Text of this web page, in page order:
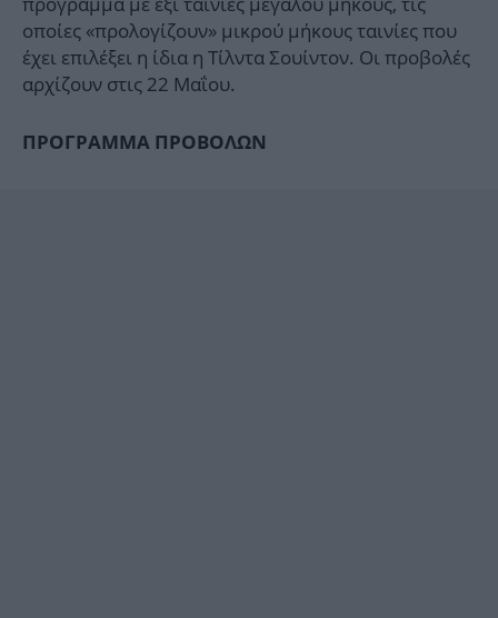
οποίες «προλογίζουν» μικρού μήκους ταινίες που
έχει επιλέξει η ίδια η Τίλντα Σουίντον. Οι προβολές
αρχίζουν στις 22 Μαΐου.
ΠΡΟΓΡΑΜΜΑ ΠΡΟΒΟΛΩΝ